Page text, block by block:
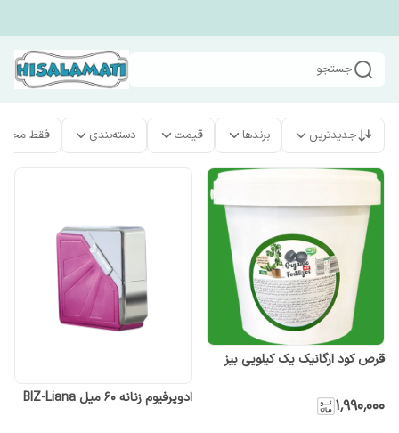
جستجو
جدیدترین برندها قیمت دسته‌بندی فقط
قرص کود ارگانیک یک کیلویی بیز
۱٬۹۹۰٬۰۰۰ ادوپرفیوم زنانه ۶۰ میل BIZ-Liana